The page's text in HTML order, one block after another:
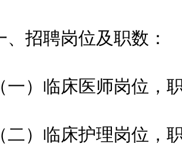
聘岗位及职数：
临床医师岗位，职
临床护理岗位，